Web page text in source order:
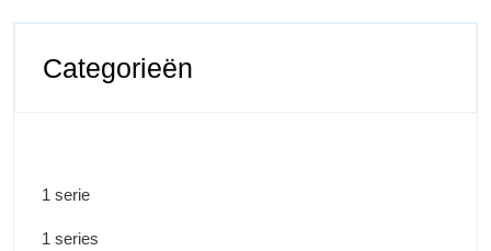
Categorieën
1 serie
1 series